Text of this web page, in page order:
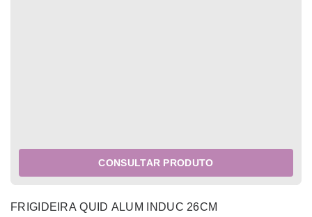
CONSULTAR PRODUTO
FRIGIDEIRA QUID ALUM INDUC 26CM